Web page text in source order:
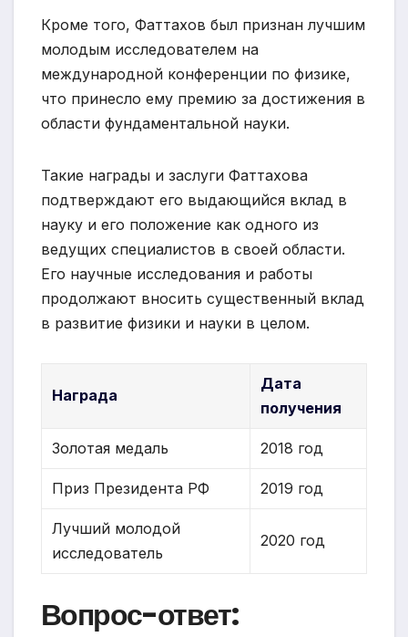
Кроме того, Фаттахов был признан лучшим
молодым исследователем на
международной конференции по физике,
что принесло ему премию за достижения в
области фундаментальной науки.
Такие награды и заслуги Фаттахова
подтверждают его выдающийся вклад в
науку и его положение как одного из
ведущих специалистов в своей области.
Его научные исследования и работы
продолжают вносить существенный вклад
в развитие физики и науки в целом.
Награда
Дата
получения
Золотая медаль 2018 год
Приз Президента РФ 2019 год
Лучший молодой
исследователь
2020 год
Вопрос-ответ: